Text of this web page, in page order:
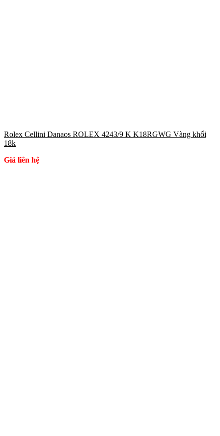
Rolex Cellini Danaos ROLEX 4243/9 K K18RGWG Vàng khối
18k
Giá liên hệ